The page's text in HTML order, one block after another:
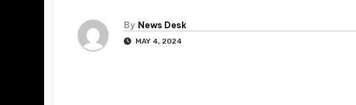
By News Desk
MAY 4, 2024